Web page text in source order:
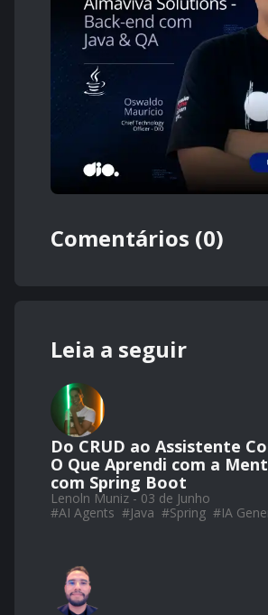
Comentários (0)
Leia a seguir
Do CRUD ao Assistente
O Que Aprendi com a
com Spring Boot
Lenoln Muniz - 03 de Junho
#AI Agents #Java #Spring #IA